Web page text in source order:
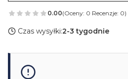
0.00(Oceny: 0 Recenzje: 0)
Czas wysyłki:2-3 tygodnie